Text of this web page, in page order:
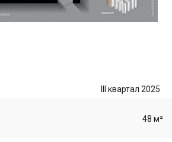
III квартал 2025
48 м²